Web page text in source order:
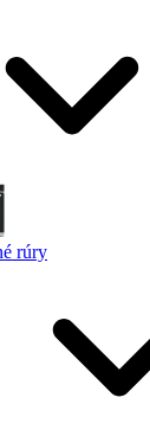
rúry